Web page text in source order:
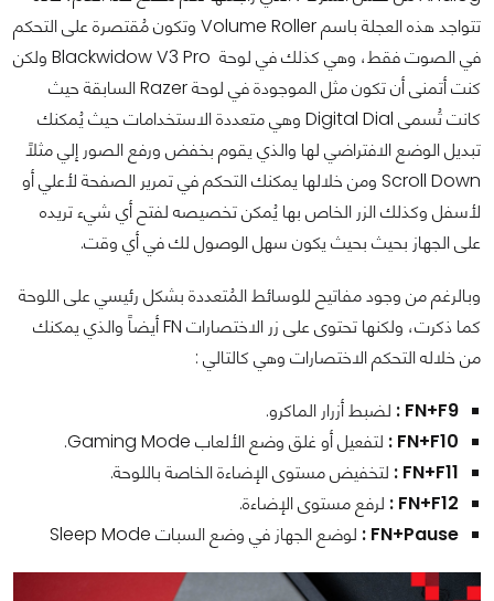
تتواجد هذه العجلة باسم Volume Roller وتكون مُقتصرة على التحكم
في الصوت فقط، وهي كذلك في لوحة Blackwidow V3 Pro ولكن
كنت أتمنى أن تكون مثل الموجودة في لوحة Razer السابقة حيث
كانت تُسمى Digital Dial وهي متعددة الاستخدامات حيث يُمكنك
تبديل الوضع الافتراضي لها والذي يقوم بخفض ورفع الصور إلي مثلاً
Scroll Down ومن خلالها يمكنك التحكم في تمرير الصفحة لأعلي أو
لأسفل وكذلك الزر الخاص بها يُمكن تخصيصه لفتح أي شيء تريده
على الجهاز بحيث بحيث يكون سهل الوصول لك في أي وقت.
وبالرغم من وجود مفاتيح للوسائط المُتعددة بشكل رئيسي على اللوحة
كما ذكرت، ولكنها تحتوى على زر الاختصارات FN أيضاً والذي يمكنك
من خلاله التحكم الاختصارات وهي كالتالي :
FN+F9 :
لضبط أزرار الماكرو.
FN+F10 :
لتفعيل أو غلق وضع الألعاب Gaming Mode.
FN+F11 :
لتخفيض مستوى الإضاءة الخاصة باللوحة.
FN+F12 :
لرفع مستوى الإضاءة.
FN+Pause :
لوضع الجهاز في وضع السبات Sleep Mode